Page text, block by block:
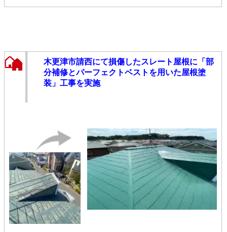
木更津市請西にて損傷したスレート屋根に「部
分補修とパーフェクトベストを用いた屋根塗
装」工事を実施